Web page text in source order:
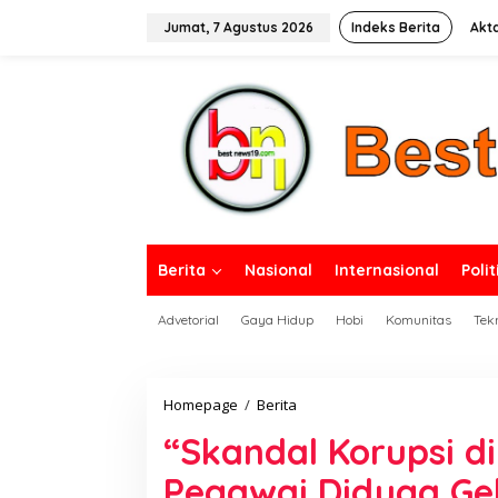
Jumat, 7 Agustus 2026 Indeks Berita
Berita Nasional Internasional
Advetorial Gaya Hidup Hobi Komunitas
Homepage / Berita
k
a
n
“Skandal Korupsi